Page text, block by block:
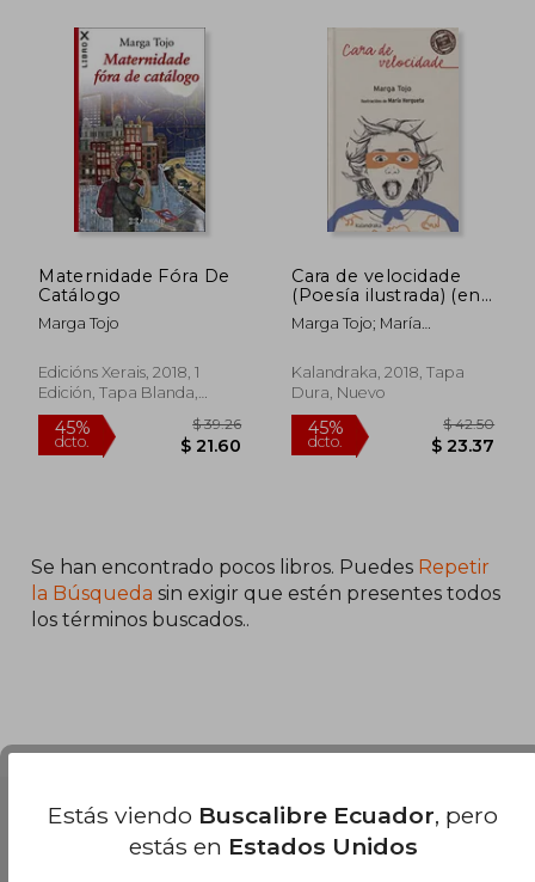
Maternidade Fóra De
Catálogo
Marga Tojo
Edicións Xerais, 2018, 1
Edición, Tapa Blanda,
Nuevo
45%
dcto.
$ 39.26
$ 21.60
Cara de velocidade
(Poesía ilustrada) (en
Gallego)
Marga Tojo; María
Kalandraka, 2018, Tapa
Dura, Nuevo
45%
dcto. $
Se han encontrado pocos libros. Puedes Repetir
la Búsqueda sin exigir que estén presentes todos
los términos buscados..
Nuestras Formas de Pago
Estás viendo Buscalibre Ecuador, pero
estás en Estados Unidos